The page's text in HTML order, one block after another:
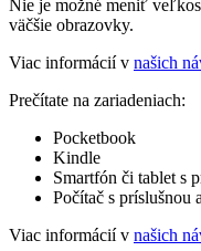
Nie je možné meniť
väčšie obrazovky.
Viac informácií v našich
Prečítate na zariadeniach:
Pocketbook
Kindle
Smartfón či tablet s
Počítač s príslušnou
Viac informácií v našich